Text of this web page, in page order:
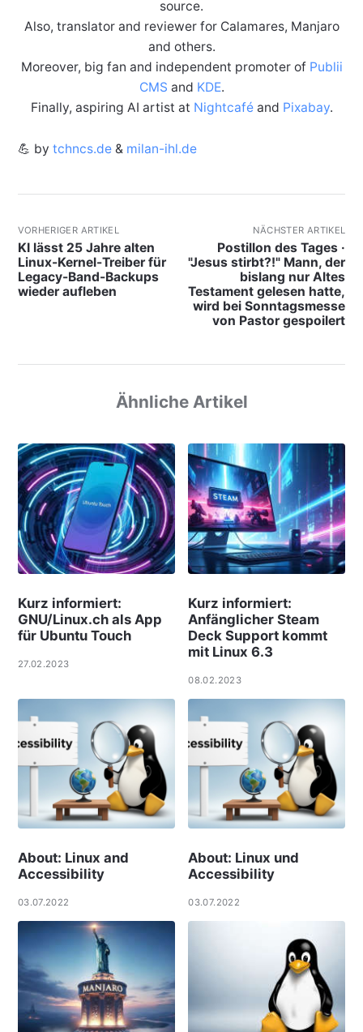
source.
Also, translator and reviewer for Calamares, Manjaro
and others.
Moreover, big fan and independent promoter of Publii
CMS and KDE.
Finally, aspiring AI artist at Nightcaféand Pixabay.
💪 by tchncs.de& milan-ihl.de
VORHERIGER ARTIKEL
KI lässt 25 Jahre alten
Linux-Kernel-Treiber für
Legacy-Band-Backups
wieder aufleben
NÄCHSTER ARTIKEL
Postillon des Tages ·
"Jesus stirbt?!" Mann, der
bislang nur Altes
Testament gelesen hatte,
wird bei Sonntagsmesse
von Pastor gespoilert
Ähnliche Artikel
Kurz informiert:
GNU/Linux.ch als App
für Ubuntu Touch
27.02.2023
Kurz informiert:
Anfänglicher Steam
Deck Support kommt
mit Linux 6.3
08.02.2023
About: Linux and
Accessibility
03.07.2022
About: Linux und
Accessibility
03.07.2022